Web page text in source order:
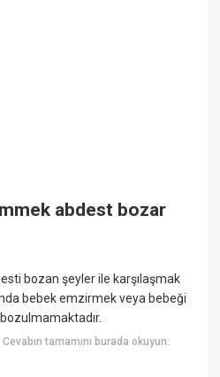
abdest bozar
bozan şeyler ile karşılaşmak
bebek emzirmek veya bebeği
Cevabın tamamını burada okuyun: